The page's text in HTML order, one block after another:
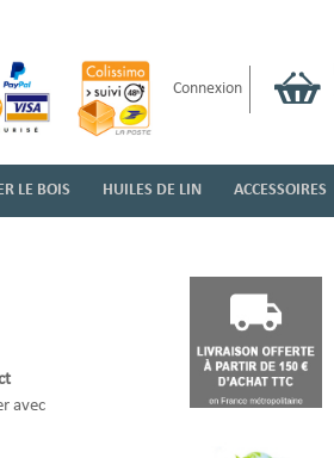
Connexion
LE BOIS HUILES DE LIN ACCESSOIRES
avec